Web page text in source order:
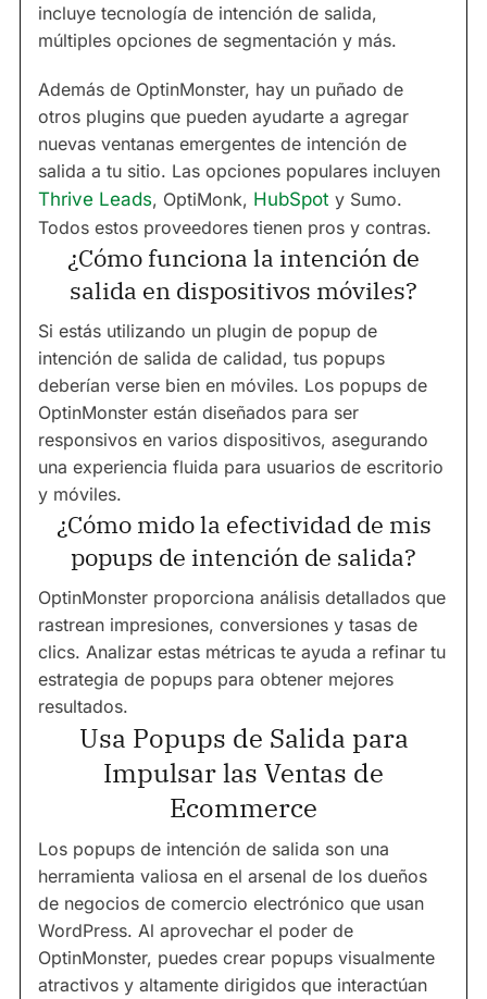
incluye tecnología de intención de salida,
múltiples opciones de segmentación y más.
Además de OptinMonster, hay un puñado de
otros plugins que pueden ayudarte a agregar
nuevas ventanas emergentes de intención de
salida a tu sitio. Las opciones populares incluyen
Thrive Leads, OptiMonk, HubSpot y Sumo.
Todos estos proveedores tienen pros y contras.
¿Cómo funciona la intención de
salida en dispositivos móviles?
Si estás utilizando un plugin de popup de
intención de salida de calidad, tus popups
deberían verse bien en móviles. Los popups de
OptinMonster están diseñados para ser
responsivos en varios dispositivos, asegurando
una experiencia fluida para usuarios de escritorio
y móviles.
¿Cómo mido la efectividad de mis
popups de intención de salida?
OptinMonster proporciona análisis detallados que
rastrean impresiones, conversiones y tasas de
clics. Analizar estas métricas te ayuda a refinar tu
estrategia de popups para obtener mejores
resultados.
Usa Popups de Salida para
Impulsar las Ventas de
Ecommerce
Los popups de intención de salida son una
herramienta valiosa en el arsenal de los dueños
de negocios de comercio electrónico que usan
WordPress. Al aprovechar el poder de
OptinMonster, puedes crear popups visualmente
atractivos y altamente dirigidos que interactúan